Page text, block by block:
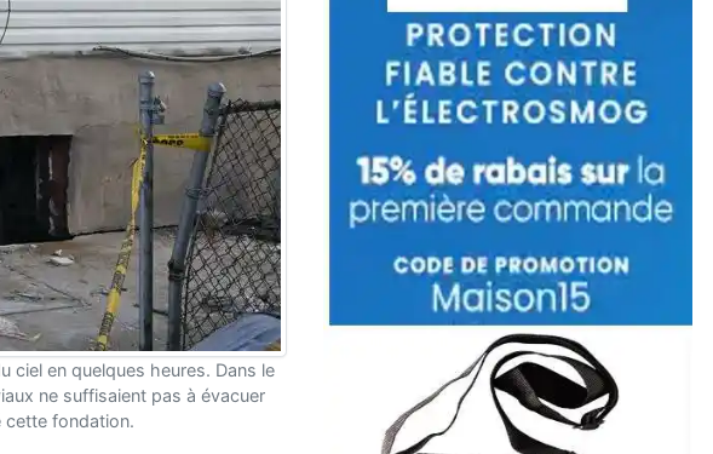
en quelques heures. Dans le
ne suffisaient pas à évacuer
cette fondation.